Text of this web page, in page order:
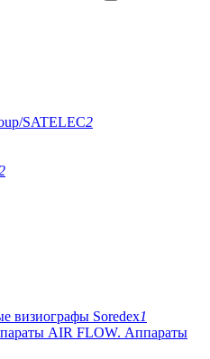
SATELEC2
визиографы Soredex1
AIR FLOW. Аппараты